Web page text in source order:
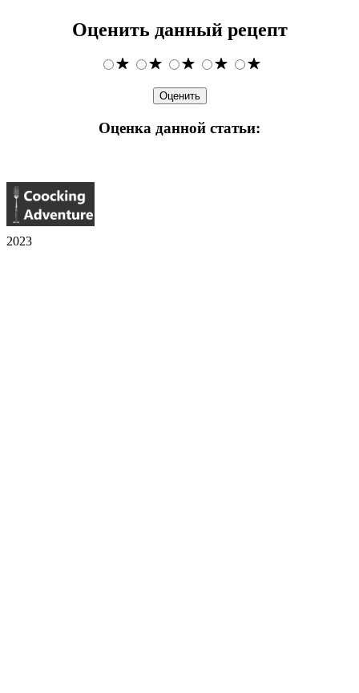
Оценить данный рецепт
Оценка данной статьи:
2023